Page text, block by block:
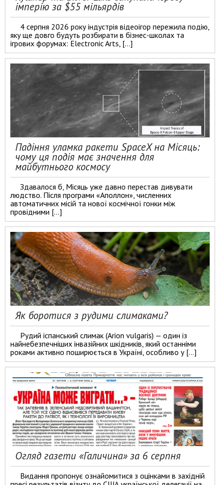
імперію за $55 мільярдів
4 серпня 2026 року індустрія відеоігор пережила подію,
яку ще довго будуть розбирати в бізнес-школах та
ігрових форумах: Electronic Arts, […]
Падіння уламка ракети SpaceX на Місяць:
чому ця подія має значення для
майбутнього космосу
Здавалося б, Місяць уже давно перестав дивувати
людство. Після програми «Аполлон», численних
автоматичних місій та нової космічної гонки між
провідними […]
Як боротися з рудими слимаками?
Рудий іспанський слимак (Arion vulgaris) — один із
найнебезпечніших інвазійних шкідників, який останніми
роками активно поширюється в Україні, особливо у […]
Огляд газети «Галичина» за 6 серпня
Видання пропонує ознайомитися з оцінками в західній